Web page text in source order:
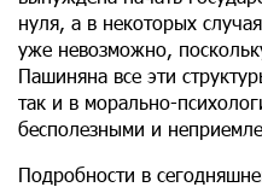
нуля, а в некоторых
уже невозможно,
Пашиняна все эти
так и в морально-
бесполезными и
Подробности в